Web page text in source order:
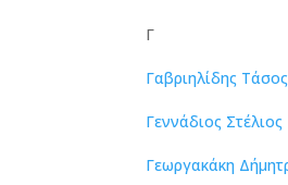
Γ
Γαβριηλίδης Τάσος
Γεννάδιος Στέλιος
Γεωργακάκη